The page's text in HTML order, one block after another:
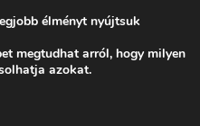
Ft-tól
06 80 088 054
élményt nyújtsuk
megtudhat arról, hogy milyen
azokat.